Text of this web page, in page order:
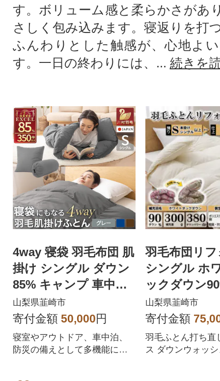
す。ボリューム感と柔らかさがあ
さしく包み込みます。寝返りを打
ふんわりとした触感が、心地よ
す。一日の終わりには、... 続きを
4way 寝袋 羽毛布団 肌
掛け シングル ダウン
85% キャンプ 車中泊
防災 グレー シュラフ
山梨県韮崎市
寄付金額 50,000円
寝室やアウトドア、車中泊、
防災の備えとして多機能に使
羽毛布団リ
シングル ホ
ックダウン
て直し 抗ウ
地 アイボリ
山梨県韮崎市
寄付金額
羽毛ふとん打ち直
ス ダウンウォッ